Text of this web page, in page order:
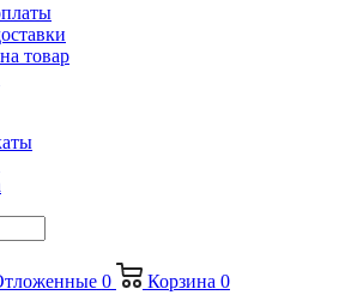
товар
0 Корзина 0